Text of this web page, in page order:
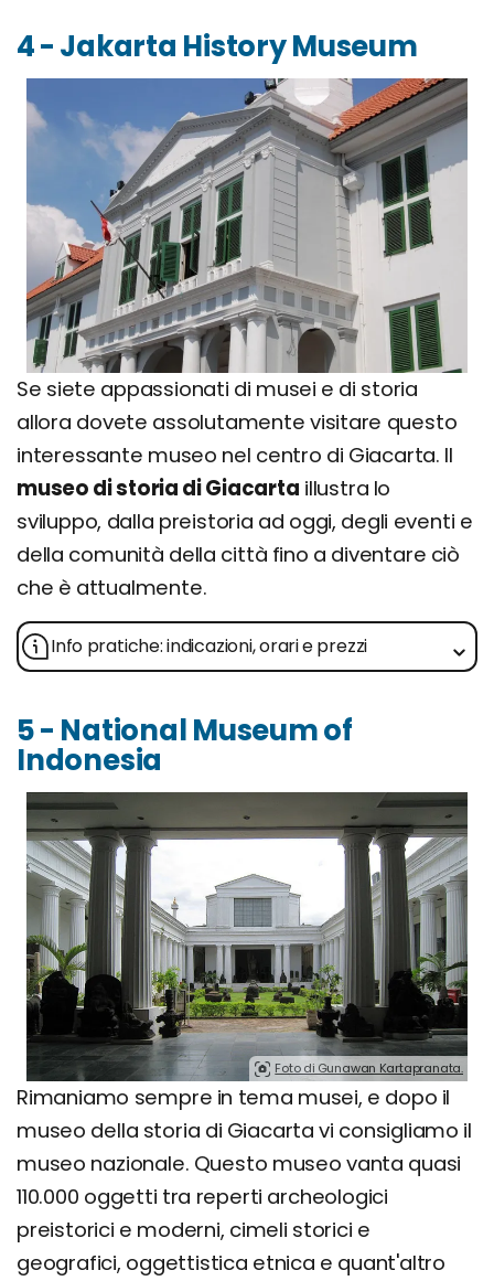
4 - Jakarta History Museum
Se siete appassionati di musei e di storia
allora dovete assolutamente visitare questo
interessante museo nel centro di Giacarta. Il
museo di storia di Giacarta illustra lo
sviluppo, dalla preistoria ad oggi, degli eventi e
della comunità della città fino a diventare ciò
che è attualmente.
Info pratiche: indicazioni, orari e prezzi
5 - National Museum of
Indonesia
Foto di Gunawan Kartapranata.
Rimaniamo sempre in tema musei, e dopo il
museo della storia di Giacarta vi consigliamo il
museo nazionale. Questo museo vanta quasi
110.000 oggetti tra reperti archeologici
preistorici e moderni, cimeli storici e
geografici, oggettistica etnica e quant'altro